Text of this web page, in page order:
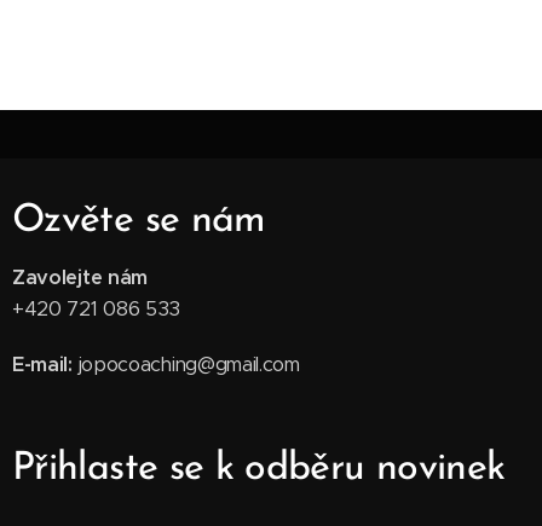
Ozvěte se nám
Zavolejte nám
+420 721 086 533
E-mail: jopocoaching@gmail.com
Přihlaste se k odběru novinek